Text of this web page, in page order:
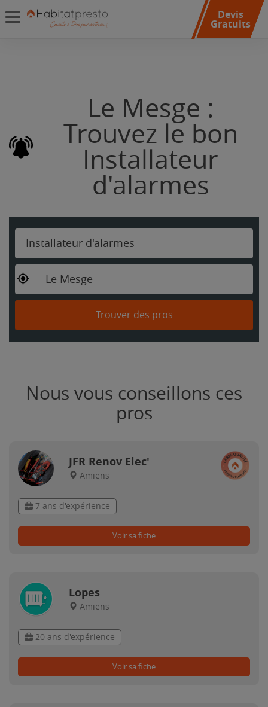
Devis
Gratuits
Le Mesge :
Trouvez le bon
Installateur
d'alarmes
Installateur d'alarmes
Le Mesge
Trouver des pros
Nous vous conseillons ces
pros
JFR Renov Elec'
Amiens
7 ans d'expérience
Voir sa fiche
Lopes
Amiens
20 ans d'expérience
Voir sa fiche